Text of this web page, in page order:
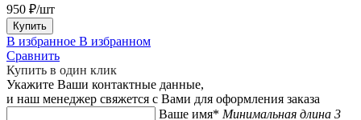
950 ₽/шт
Купить
В избранное В избранном
Сравнить
Купить в один клик
Укажите Ваши контактные данные,
и наш менеджер свяжется с Вами для оформления заказа
Ваше имя* Минимальная длина 3